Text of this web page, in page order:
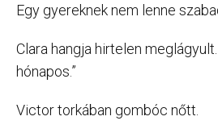
Egy gyereknek nem lenne
Clara hangja hirtelen
hónapos.”
Victor torkában gombóc nőtt.